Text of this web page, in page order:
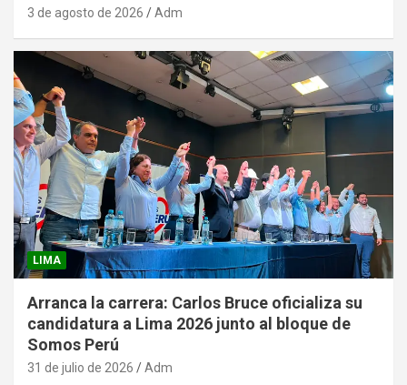
3 de agosto de 2026 Adm
LIMA
Arranca la carrera: Carlos Bruce oficializa su
candidatura a Lima 2026 junto al bloque de
Somos Perú
31 de julio de 2026 Adm